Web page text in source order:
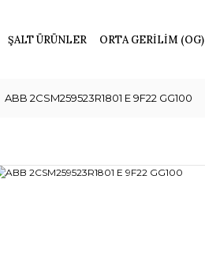
ŞALT ÜRÜNLER ORTA GERİLİM (OG)
ABB 2CSM259523R1801 E 9F22 GG100